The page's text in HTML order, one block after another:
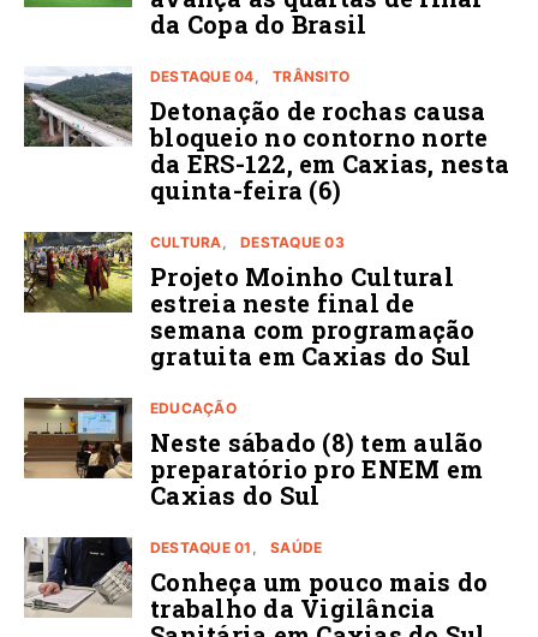
da Copa do Brasil
DESTAQUE 04 TRÂNSITO
Detonação de rochas causa
bloqueio no contorno norte
da ERS-122, em Caxias, nesta
quinta-feira (6)
CULTURA DESTAQUE 03
Projeto Moinho Cultural
estreia neste final de
semana com programação
gratuita em Caxias do Sul
EDUCAÇÃO
Neste sábado (8) tem aulão
preparatório pro ENEM em
Caxias do Sul
DESTAQUE 01 SAÚDE
Conheça um pouco mais do
trabalho da Vigilância